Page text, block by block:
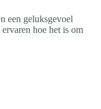
een geluksgevoel
hoe het is om